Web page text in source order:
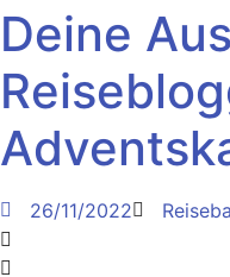
Deine
26/11/2022